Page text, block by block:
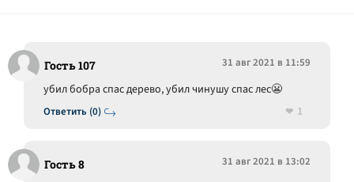
Гость 107 31 авг 2021 в 11:59
Ответить (0)
убил бобра спас дерево, убил чинушу спас лес😬
1
Гость 8 31 авг 2021 в 13:02